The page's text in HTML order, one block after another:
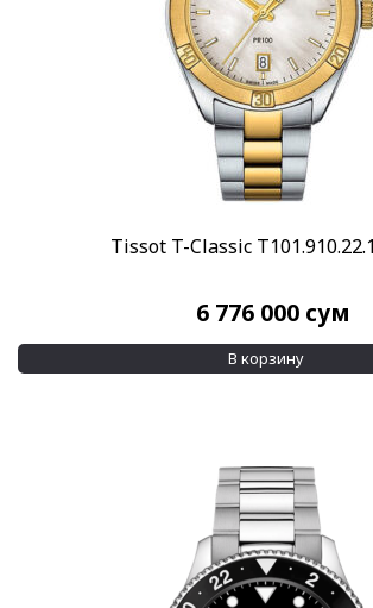
Tissot T-Classic
6 776 000 сум
В корзину